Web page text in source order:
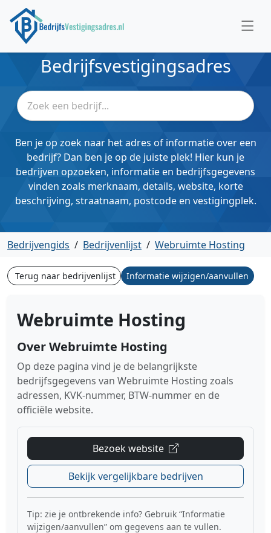
Bedrijfsvestigingsadres
Ben je op zoek naar het adres of informatie over een
bedrijf? Dan ben je op de juiste plek! Hier kun je
bedrijven opzoeken, informatie en bedrijfsgegevens
vinden zoals merknaam, details, website, korte
beschrijving, straatnaam, postcode en vestigingplek.
Bedrijvengids / Bedrijvenlijst / Webruimte Hosting
Terug naar bedrijvenlijst Informatie wijzigen/aanvullen
Webruimte Hosting
Over Webruimte Hosting
Op deze pagina vind je de belangrijkste
bedrijfsgegevens van Webruimte Hosting zoals
adressen, KVK-nummer, BTW-nummer en de
officiële website.
Bezoek website
Bekijk vergelijkbare bedrijven
Tip: zie je ontbrekende info? Gebruik “Informatie
wijzigen/aanvullen” om gegevens aan te vullen.